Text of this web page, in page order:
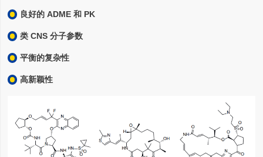
良好的 ADME 和 PK
类 CNS 分子参数
平衡的复杂性
高新颖性